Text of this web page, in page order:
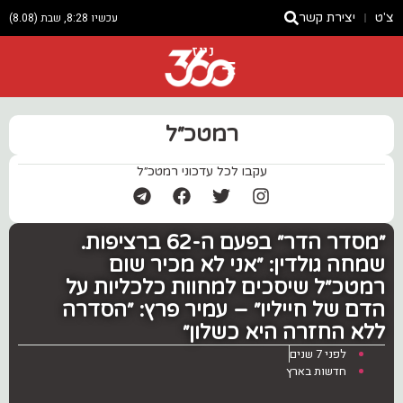
צ'ט יצירת קשר עכשיו 8:28, שבת (8.08)
ניוז
רמטכ״ל
עקבו לכל עדכוני רמטכ״ל
״מסדר הדר״ בפעם ה-62 ברציפות.
שמחה גולדין: ״אני לא מכיר שום
רמטכ״ל שיסכים למחוות כלכליות על
הדם של חייליו״ – עמיר פרץ: ״הסדרה
ללא החזרה היא כשלון״
לפני 7 שנים
חדשות בארץ